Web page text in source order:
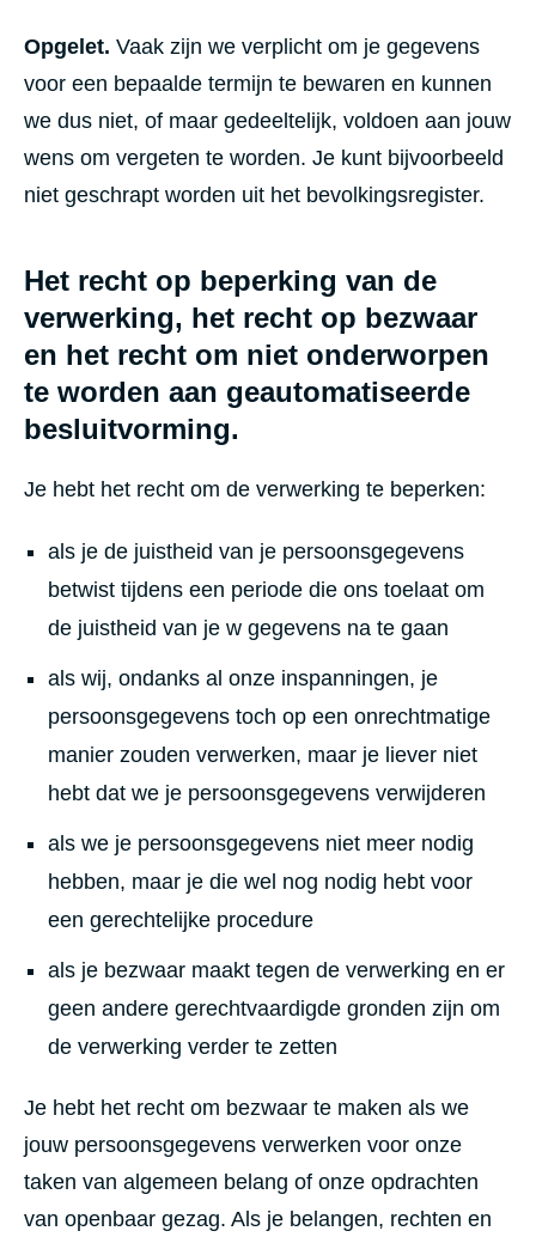
Opgelet. Vaak zijn we verplicht om je gegevens
voor een bepaalde termijn te bewaren en kunnen
we dus niet, of maar gedeeltelijk, voldoen aan jouw
wens om vergeten te worden. Je kunt bijvoorbeeld
niet geschrapt worden uit het bevolkingsregister.
Het recht op beperking van de
verwerking, het recht op bezwaar
en het recht om niet onderworpen
te worden aan geautomatiseerde
besluitvorming.
Je hebt het recht om de verwerking te beperken:
als je de juistheid van je persoonsgegevens
betwist tijdens een periode die ons toelaat om
de juistheid van je w gegevens na te gaan
als wij, ondanks al onze inspanningen, je
persoonsgegevens toch op een onrechtmatige
manier zouden verwerken, maar je liever niet
hebt dat we je persoonsgegevens verwijderen
als we je persoonsgegevens niet meer nodig
hebben, maar je die wel nog nodig hebt voor
een gerechtelijke procedure
als je bezwaar maakt tegen de verwerking en er
geen andere gerechtvaardigde gronden zijn om
de verwerking verder te zetten
Je hebt het recht om bezwaar te maken als we
jouw persoonsgegevens verwerken voor onze
taken van algemeen belang of onze opdrachten
van openbaar gezag. Als je belangen, rechten en